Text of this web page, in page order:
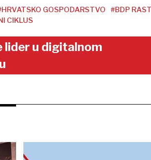
GOSPODARSTVO #BDP RAST
CIKLUS
u digitalnom